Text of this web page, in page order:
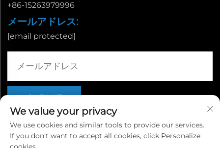
+86-15263979996
メールアドレス:
[email protected]
Copyright © 山東省臨沂市栄誠国際貿易有限公司 |プライバシー
We value your privacy
We use cookies and similar tools to provide our services.
If you don't want to accept all cookies, click Personalize